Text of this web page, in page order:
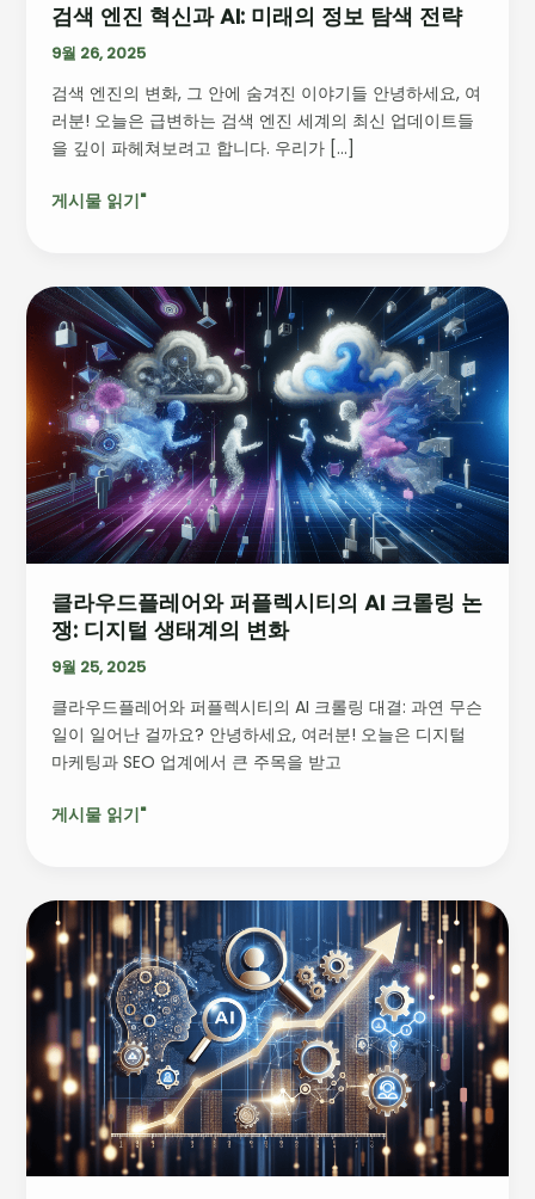
검색 엔진 혁신과 AI: 미래의 정보 탐색 전략
9월 26, 2025
검색 엔진의 변화, 그 안에 숨겨진 이야기들 안녕하세요, 여
러분! 오늘은 급변하는 검색 엔진 세계의 최신 업데이트들
을 깊이 파헤쳐보려고 합니다. 우리가 […]
정
보
색
전
략
게시물 읽기"
클라우드플레어와 퍼플렉시티의 AI 크롤링 논
쟁: 디지털 생태계의 변화
9월 25, 2025
클라우드플레어와 퍼플렉시티의 AI 크롤링 대결: 과연 무슨
일이 일어난 걸까요? 안녕하세요, 여러분! 오늘은 디지털
마케팅과 SEO 업계에서 큰 주목을 받고
클
라
우
플
레
어
와
퍼
플
시
티
의
크
롤
링
쟁:
털
생
태
계
의
변
화
게시물 읽기"
AI
시
대
의
SEO
전
략:
검
색
엔